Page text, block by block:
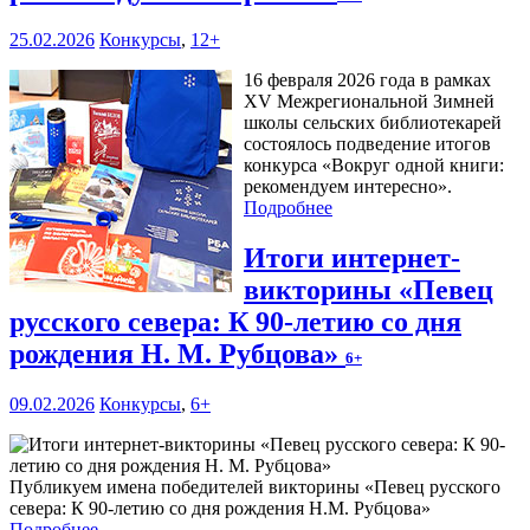
25.02.2026 Конкурсы, 12+
16 февраля 2026 года в рамках
XV Межрегиональной Зимней
школы сельских библиотекарей
состоялось подведение итогов
конкурса «Вокруг одной книги:
рекомендуем интересно».
Подробнее
Итоги интернет-
викторины «Певец
русского севера: К 90-летию со дня
рождения Н. М. Рубцова» 6+
09.02.2026 Конкурсы, 6+
Публикуем имена победителей викторины «Певец русского
севера: К 90-летию со дня рождения Н.М. Рубцова»